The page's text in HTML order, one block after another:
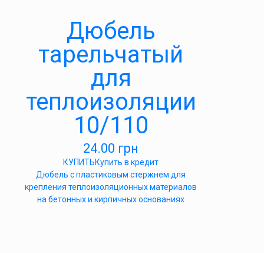
Дюбель
тарельчатый
для
теплоизоляции
10/110
24.00 грн
КУПИТЬКупить в кредит
Дюбель с пластиковым стержнем для
крепления теплоизоляционных материалов
на бетонных и кирпичных основаниях